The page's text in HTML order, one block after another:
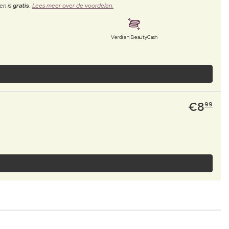
isgratis. Lees meer over de voordelen.
Verdien BeautyCash
€899